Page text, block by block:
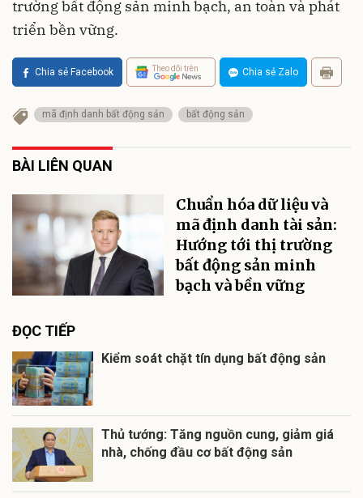
trường bất động sản minh bạch, an toàn và phát
triển bền vững.
Chia sẻ Facebook Theo dõi trên Chia sẻ Zalo
mã định danh bất động sản bất động sản
BÀI LIÊN QUAN
Chuẩn hóa dữ liệu và
mã định danh tài sản:
Hướng tới thị trường
bất động sản minh
bạch và bền vững
ĐỌC TIẾP
Kiểm soát chặt tín dụng bất động sản
Thủ tướng: Tăng nguồn cung, giảm giá
nhà, chống đầu cơ bất động sản